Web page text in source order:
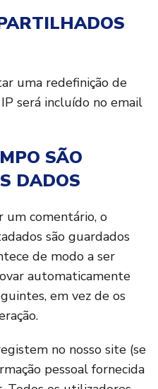
uma redefinição de
será incluído no email
SÃO
DADOS
um comentário, o
são guardados
de modo a ser
automaticamente
em vez de os
no nosso site (se
pessoal fornecida